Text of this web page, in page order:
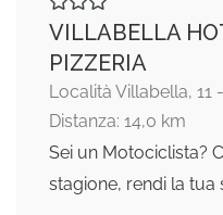
VILLABELLA
PIZZERIA
Località Villabella, 11
Distanza: 14,0 km
Sei un Motociclista?
stagione, rendi la tua